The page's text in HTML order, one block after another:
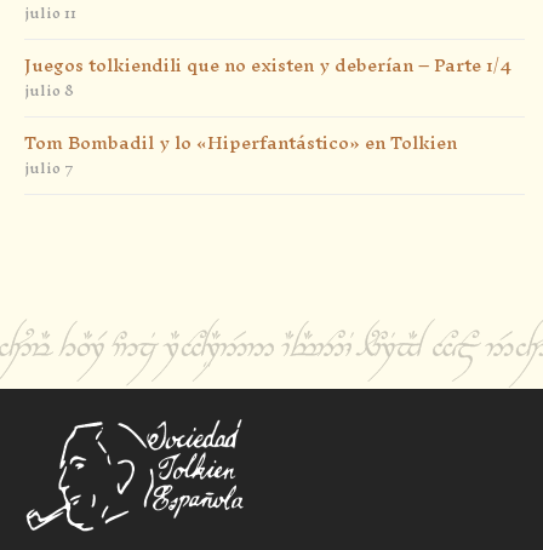
julio 11
Juegos tolkiendili que no existen y deberían – Parte 1/4
julio 8
Tom Bombadil y lo «Hiperfantástico» en Tolkien
julio 7